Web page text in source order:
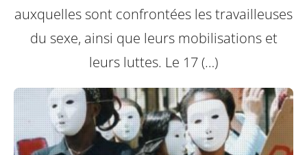
auxquelles sont confrontées les travailleuses
du sexe, ainsi que leurs mobilisations et
leurs luttes. Le 17 (…)